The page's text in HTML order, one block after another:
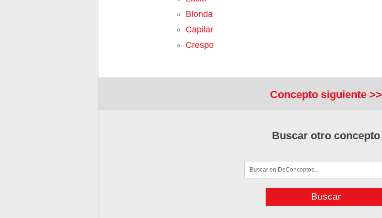
Blonda
Capilar
Crespo
Concepto siguiente >>
Buscar otro concepto